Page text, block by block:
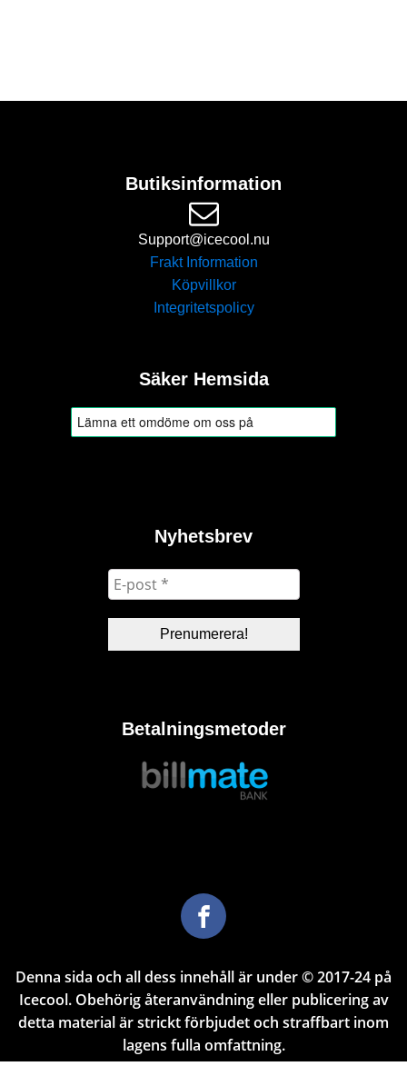
Butiksinformation
Support@icecool.nu
Frakt Information
Köpvillkor
Integritetspolicy
Säker Hemsida
Nyhetsbrev
Betalningsmetoder
Denna sida och all dess innehåll är under © 2017-24 på
Icecool. Obehörig återanvändning eller publicering av
detta material är strickt förbjudet och straffbart inom
lagens fulla omfattning.